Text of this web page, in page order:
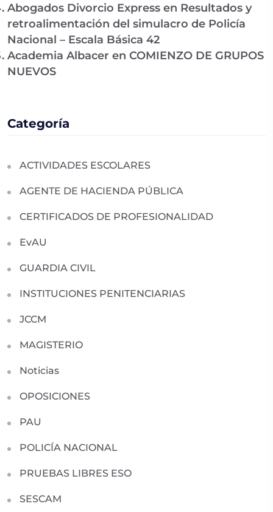
Abogados Divorcio Express en Resultados y
retroalimentación del simulacro de Policía
Nacional – Escala Básica 42
Academia Albacer en COMIENZO DE GRUPOS
NUEVOS
Categoría
ACTIVIDADES ESCOLARES
AGENTE DE HACIENDA PÚBLICA
CERTIFICADOS DE PROFESIONALIDAD
EvAU
GUARDIA CIVIL
INSTITUCIONES PENITENCIARIAS
JCCM
MAGISTERIO
Noticias
OPOSICIONES
PAU
POLICÍA NACIONAL
PRUEBAS LIBRES ESO
SESCAM